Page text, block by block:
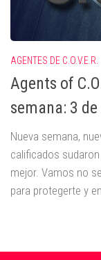
AGENTES DE C.O.V.E.R.
Agents of
semana: 3
Nueva semana,
calificados
mejor. Vamos no
para protegerte y